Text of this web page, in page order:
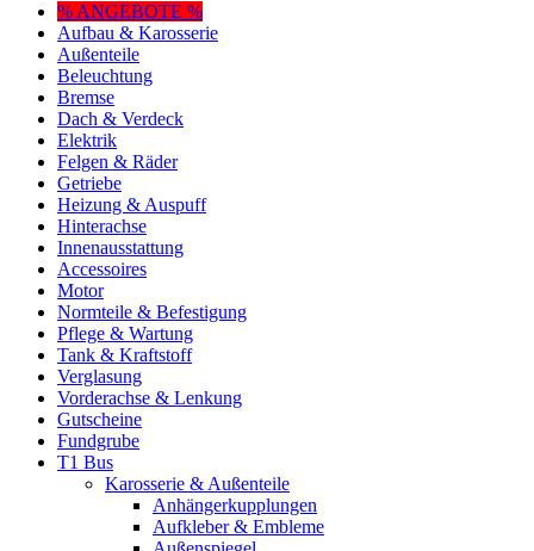
% ANGEBOTE %
Aufbau & Karosserie
Außenteile
Beleuchtung
Bremse
Dach & Verdeck
Elektrik
Felgen & Räder
Getriebe
Heizung & Auspuff
Hinterachse
Innenausstattung
Accessoires
Motor
Normteile & Befestigung
Pflege & Wartung
Tank & Kraftstoff
Verglasung
Vorderachse & Lenkung
Gutscheine
Fundgrube
T1 Bus
Karosserie & Außenteile
Anhängerkupplungen
Aufkleber & Embleme